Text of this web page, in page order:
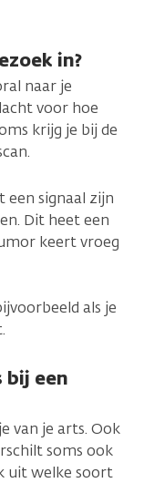
in?
naar je
voor hoe
krijg je bij de
een signaal zijn
Dit heet een
keert vroeg
als je
bij een
van je arts. Ook
soms ook
uit welke soort